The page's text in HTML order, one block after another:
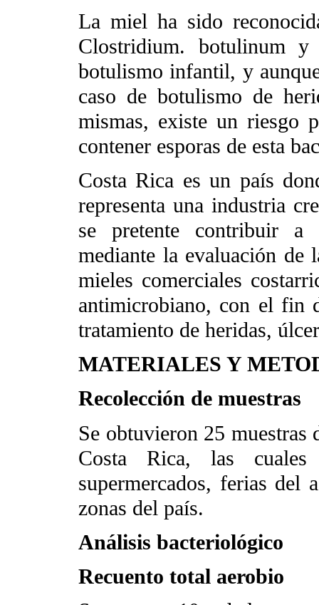
La miel ha sido
Clostridium. botulinum y
botulismo infantil, y
caso de botulismo de
mismas, existe un riesgo
contener esporas de esta
Costa Rica es un país
representa una industria
se pretente contribuir a
mediante la evaluación de
mieles comerciales
antimicrobiano, con el fin
tratamiento de heridas,
MATERIALES Y
Recolección de muestras
Se obtuvieron 25 muestras
Costa Rica, las
supermercados, ferias del
zonas del país.
Análisis bacteriológico
Recuento total aerobio